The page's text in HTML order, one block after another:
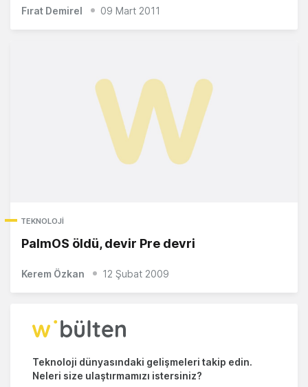
Fırat Demirel 09 Mart 2011
TEKNOLOJI
PalmOS öldü, devir Pre devri
Kerem Özkan 12 Şubat 2009
Teknoloji dünyasındaki gelişmeleri takip edin.
Neleri size ulaştırmamızı istersiniz?